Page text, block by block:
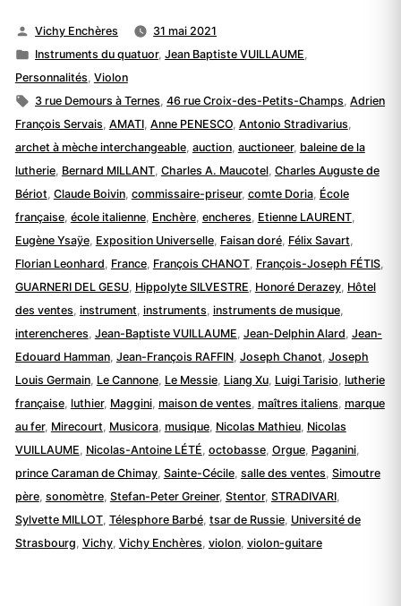
Publié
par
Vichy Enchères
31 mai 2021
Publié
dans
Instruments du quatuor,Jean Baptiste VUILLAUME
Personnalités Violon
Étiquettes :
3 rue Demours à Ternes ,46 rue Croix-des-Petits-Champs ,Adrien
François Servais AMATI, Anne PENESCO, Antonio Stradivarius
archet à mèche interchangeable, auction, auctioneer, baleine de la
lutherie, Bernard MILLANT, Charles A. Maucotel, Charles Auguste de
Bériot Claude Boivin, commissaire-priseur, comte Doria, École
française, école italienne, Enchère, encheres Etienne LAURENT,
Eugène Ysaÿe, Exposition Universelle, Faisan doré, Félix Savart
Florian Leonhard France, François CHANOT, François-Joseph FÉTIS,
GUARNERI DEL GESU, Hippolyte SILVESTRE Honoré Derazey, Hôtel
des ventes instrument instruments instruments de musique,
interencheres Jean-Baptiste VUILLAUME Jean-Delphin Alard Jean-
Edouard Hamman, Jean-François RAFFIN, Joseph Chanot Joseph
Louis Germain, Le Cannone, Le Messie, Liang Xu, Luigi Tarisio lutherie
française, luthier, Maggini, maison de ventes maîtres italiens marque
au fer, Mirecourt Musicora, musique, Nicolas Mathieu, Nicolas
VUILLAUME Nicolas-Antoine LÉTÉ octobasse, Orgue, Paganini,
prince Caraman de Chimay, Sainte-Cécile, salle des ventes Simoutre
père, sonomètre, Stefan-Peter Greiner, Stentor, STRADIVARI,
Sylvette MILLOT, Télesphore Barbé, tsar de Russie, Université de
Strasbourg Vichy, Vichy Enchères violon, violon-guitare